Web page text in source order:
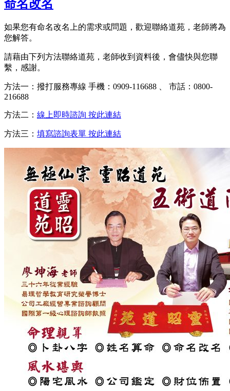
命名改名
如果您有命名改名上的需求或問題，歡迎聯絡道苑，老師將為
您解答。
請藉由下列方法聯絡道苑，老師收到資料後，會儘快與您聯
繫，感謝。
方法一：撥打服務專線 手機：0909-116688 、 市話：0800-
216688
方法二： 線上即時諮詢 按此連結
方法三： 填寫諮詢表單 按此連結